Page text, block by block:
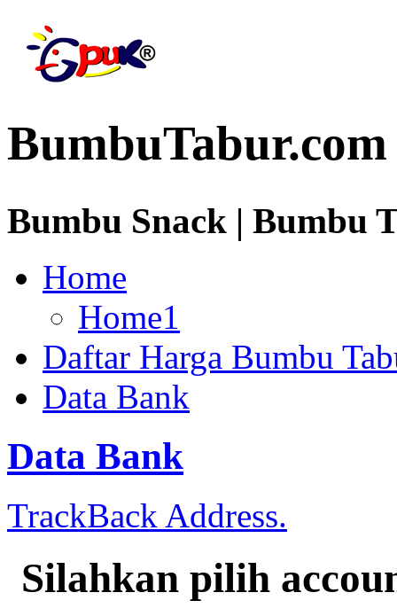
BumbuTabur.com
Bumbu Snack | Bumbu
Home
Home1
Daftar Harga Bumbu
Data Bank
Data Bank
TrackBack Address.
Silahkan pilih